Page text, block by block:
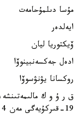
مۇسا دىلمۇحامەت
ايەلدەر
ۆيكتوريا ليان
ادەل جەكسەنبينوۆا
روكسانا يۋنۋسوۆا
19-قىركۇيەگى مەن 4 -قازانى ارالىعىندا وتەدى.